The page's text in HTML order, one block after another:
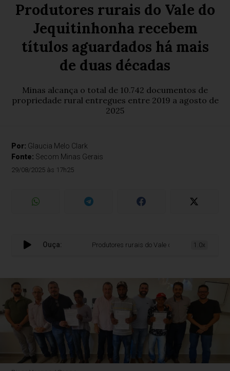
Produtores rurais do Vale do
Jequitinhonha recebem
títulos aguardados há mais
de duas décadas
Minas alcança o total de 10.742 documentos de
propriedade rural entregues entre 2019 a agosto de
2025
Por: Glaucia Melo Clark
Fonte: Secom Minas Gerais
29/08/2025 às 17h25
Ouça: Produtores rurais do Vale do Jequitinhonha
1.0x